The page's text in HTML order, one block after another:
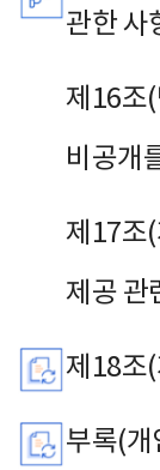
관한 사
제16조
비공개
제17조
제공 관
제18조
부록(개